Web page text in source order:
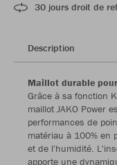
30 jours droit de
Description
Maillot durable
Grâce à sa fonction
maillot JAKO Power
performances de
matériau à 100% en
et de l'humidité.
apporte une